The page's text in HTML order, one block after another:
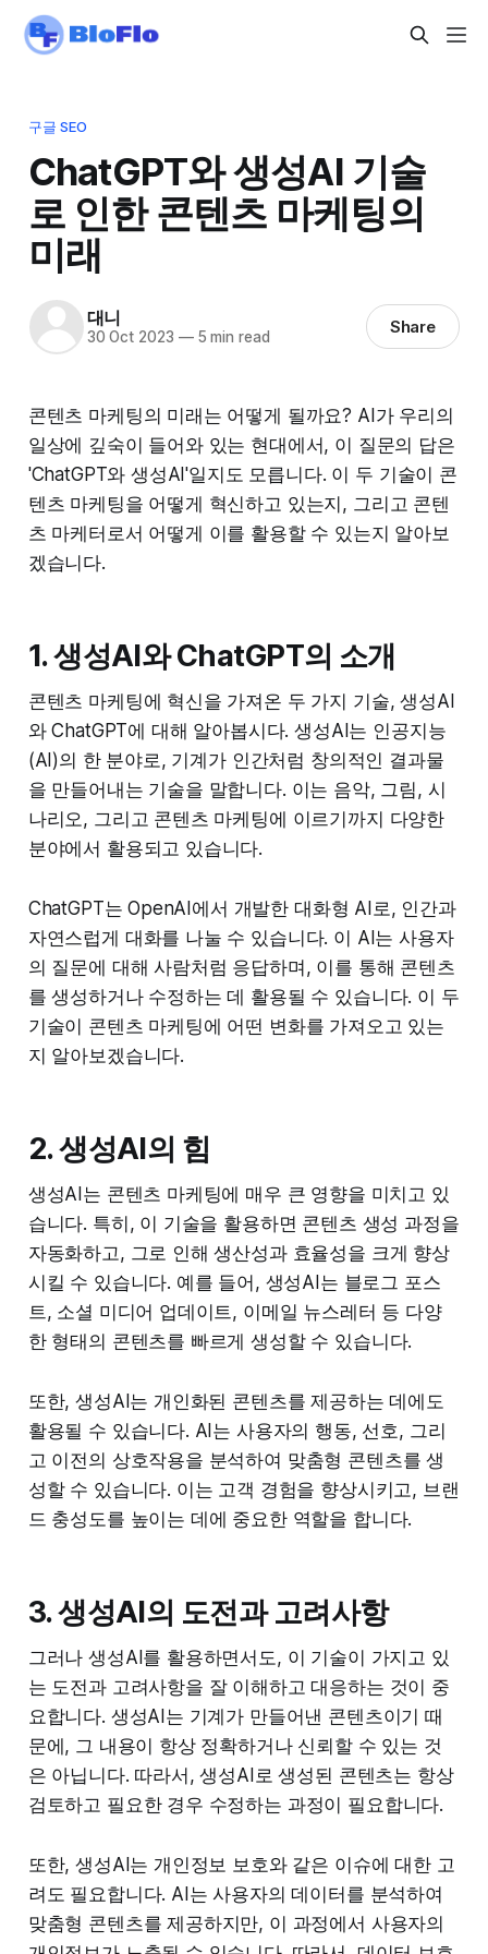
구글 SEO
ChatGPT와 생성AI 기술
로 인한 콘텐츠 마케팅의
미래
대니
30 Oct 2023 —5 min read Share
콘텐츠 마케팅의 미래는 어떻게 될까요? AI가 우리의
일상에 깊숙이 들어와 있는 현대에서, 이 질문의 답은
'ChatGPT와 생성AI'일지도 모릅니다. 이 두 기술이 콘
텐츠 마케팅을 어떻게 혁신하고 있는지, 그리고 콘텐
츠 마케터로서 어떻게 이를 활용할 수 있는지 알아보
겠습니다.
1. 생성AI와 ChatGPT의 소개
콘텐츠 마케팅에 혁신을 가져온 두 가지 기술, 생성AI
와 ChatGPT에 대해 알아봅시다. 생성AI는 인공지능
(AI)의 한 분야로, 기계가 인간처럼 창의적인 결과물
을 만들어내는 기술을 말합니다. 이는 음악, 그림, 시
나리오, 그리고 콘텐츠 마케팅에 이르기까지 다양한
분야에서 활용되고 있습니다.
ChatGPT는 OpenAI에서 개발한 대화형 AI로, 인간과
자연스럽게 대화를 나눌 수 있습니다. 이 AI는 사용자
의 질문에 대해 사람처럼 응답하며, 이를 통해 콘텐츠
를 생성하거나 수정하는 데 활용될 수 있습니다. 이 두
기술이 콘텐츠 마케팅에 어떤 변화를 가져오고 있는
지 알아보겠습니다.
2. 생성AI의 힘
생성AI는 콘텐츠 마케팅에 매우 큰 영향을 미치고 있
습니다. 특히, 이 기술을 활용하면 콘텐츠 생성 과정을
자동화하고, 그로 인해 생산성과 효율성을 크게 향상
시킬 수 있습니다. 예를 들어, 생성AI는 블로그 포스
트, 소셜 미디어 업데이트, 이메일 뉴스레터 등 다양
한 형태의 콘텐츠를 빠르게 생성할 수 있습니다.
또한, 생성AI는 개인화된 콘텐츠를 제공하는 데에도
활용될 수 있습니다. AI는 사용자의 행동, 선호, 그리
고 이전의 상호작용을 분석하여 맞춤형 콘텐츠를 생
성할 수 있습니다. 이는 고객 경험을 향상시키고, 브랜
드 충성도를 높이는 데에 중요한 역할을 합니다.
3. 생성AI의 도전과 고려사항
그러나 생성AI를 활용하면서도, 이 기술이 가지고 있
는 도전과 고려사항을 잘 이해하고 대응하는 것이 중
요합니다. 생성AI는 기계가 만들어낸 콘텐츠이기 때
문에, 그 내용이 항상 정확하거나 신뢰할 수 있는 것
은 아닙니다. 따라서, 생성AI로 생성된 콘텐츠는 항상
검토하고 필요한 경우 수정하는 과정이 필요합니다.
또한, 생성AI는 개인정보 보호와 같은 이슈에 대한 고
려도 필요합니다. AI는 사용자의 데이터를 분석하여
맞춤형 콘텐츠를 제공하지만, 이 과정에서 사용자의